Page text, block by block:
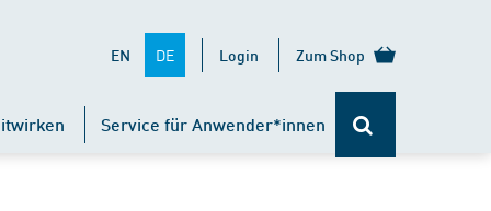
EN DE Login Zum Shop
Service für Anwender*innen